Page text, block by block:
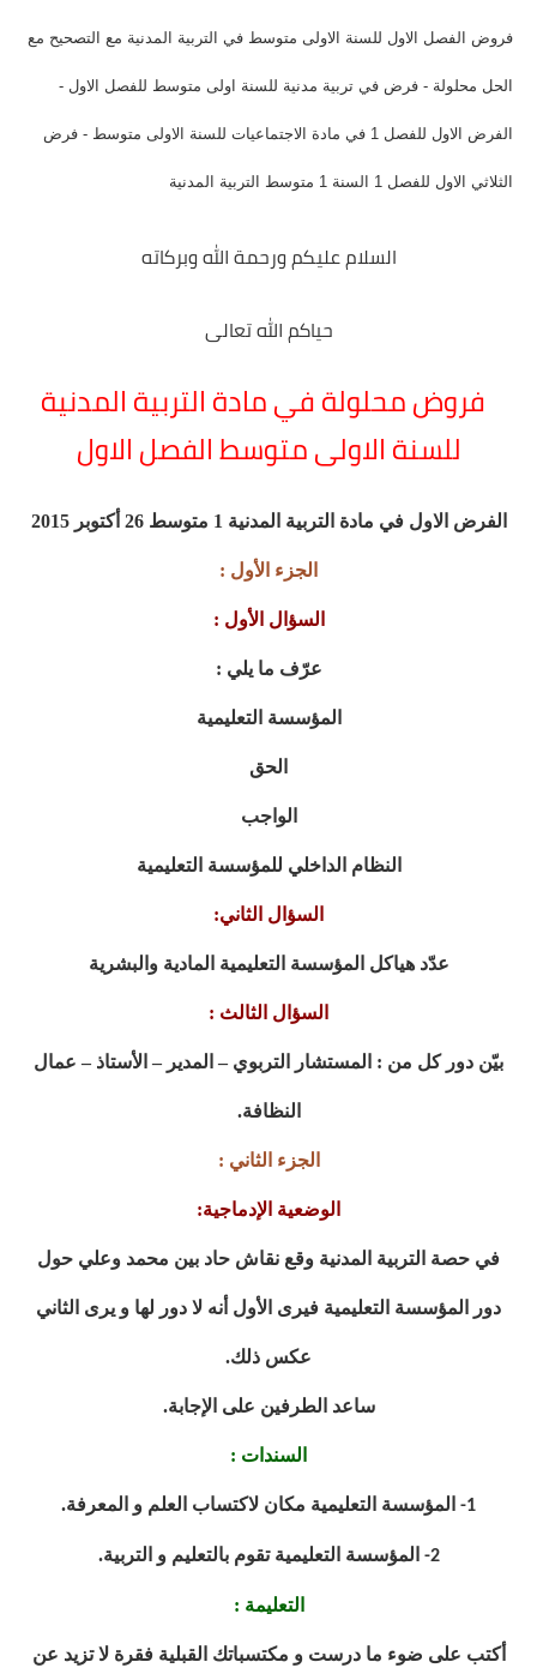
فروض الفصل الاول للسنة الاولى متوسط في التربية المدنية مع التصحيح مع
الحل محلولة - فرض في تربية مدنية للسنة اولى متوسط للفصل الاول -
الفرض الاول للفصل 1 في مادة الاجتماعيات للسنة الاولى متوسط - فرض
الثلاثي الاول للفصل 1 السنة 1 متوسط التربية المدنية
السلام عليكم ورحمة الله وبركاته
حياكم الله تعالى
فروض محلولة في مادة التربية المدنية
للسنة الاولى متوسط الفصل الاول
الفرض الاول في مادة التربية المدنية 1 متوسط 26 أكتوبر 2015
الجزء الأول :
السؤال الأول :
عرّف ما يلي :
المؤسسة التعليمية
الحق
الواجب
النظام الداخلي للمؤسسة التعليمية
السؤال الثاني:
عدّد هياكل المؤسسة التعليمية المادية والبشرية
السؤال الثالث :
بيّن دور كل من : المستشار التربوي – المدير – الأستاذ – عمال
النظافة.
الجزء الثاني :
الوضعية الإدماجية:
في حصة التربية المدنية وقع نقاش حاد بين محمد وعلي حول
دور المؤسسة التعليمية فيرى الأول أنه لا دور لها و يرى الثاني
عكس ذلك.
ساعد الطرفين على الإجابة.
السندات :
1- المؤسسة التعليمية مكان لاكتساب العلم و المعرفة.
2- المؤسسة التعليمية تقوم بالتعليم و التربية.
التعليمة :
أكتب على ضوء ما درست و مكتسباتك القبلية فقرة لا تزيد عن